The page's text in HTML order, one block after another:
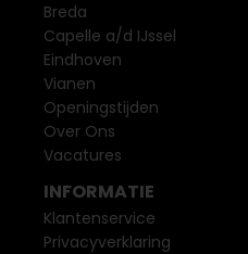
Breda
Capelle a/d IJssel
Eindhoven
Vianen
Openingstijden
Over Ons
Vacatures
INFORMATIE
Klantenservice
Privacyverklaring